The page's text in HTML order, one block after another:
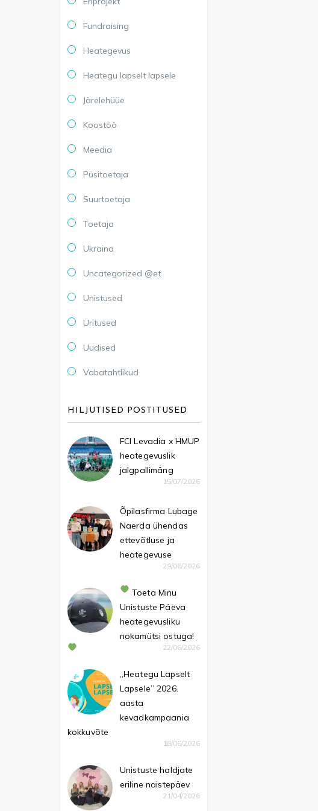
Fundraising
Heategevus
Heategu lapselt lapsele
Järelehüüe
Koostöö
Meedia
Püsitoetaja
Suurtoetaja
Toetaja
Ukraina
Uncategorized @et
Unistused
Üritused
Uudised
Vabatahtlikud
HILJUTISED POSTITUSED
FCI Levadia x HMUP
heategevuslik
jalgpallimäng
15/07/2026
Õpilasfirma Lubage
Naerda ühendas
ettevõtluse ja
heategevuse
29/06/2026
Toeta Minu
Unistuste Päeva
heategevusliku
nokamütsi ostuga!
22/06/2026
„Heategu Lapselt
Lapsele” 2026.
aasta
kevadkampaania
kokkuvõte
18/06/2026
Unistuste haldjate
eriline naistepäev
21/04/2026